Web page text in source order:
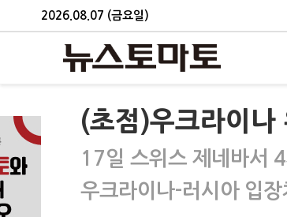
2026.08.07 (금요일)
(초점)우크라이
17일 스위스 제네바서
우크라이나-러시아 입